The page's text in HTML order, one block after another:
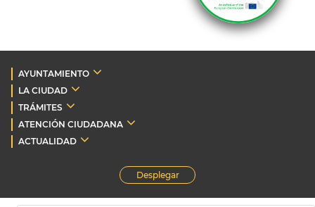
AYUNTAMIENTO
LA CIUDAD
TRÁMITES
ATENCIÓN CIUDADANA
ACTUALIDAD
Desplegar